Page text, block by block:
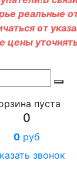
реальные
от
цены
пуста
0
0 руб
звонок